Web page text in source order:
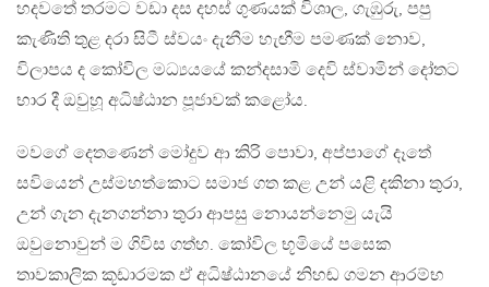
හදවතේ තරමට වඩා දස දහස් ගුණයක් විශාල, ගැඹුරු, පපු
කැණිති තුළ දරා සිටී ස්වයං දැනීම හැඟීම පමණක් නොව,
විලාපය ද කෝවිල මධ්‍යයයේ කන්දසාමි දෙවි ස්වාමින් දෝතට
භාර දී ඔවුහූ අධිෂ්ඨාන පූජාවක් කළෝය.
මවගේ දෙතණෙන් මෝදුව ආ කිරි පොවා, අප්පාගේ දෑතේ
සවියෙන් උස්මහත්කොට සමාජ ගත කළ උන් යළි දකිනා තුරා,
උන් ගැන දැනගන්නා තුරා ආපසු නොයන්නෙමු යැයි
ඔවුනොවුන් ම ගිවිස ගත්හ. කෝවිල භූමියේ පසෙක
තාවකාලික කූඩාරමක ඒ අධිෂ්ඨානයේ නිහඬ ගමන ආරම්භ